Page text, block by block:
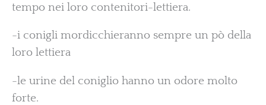
tempo nei loro contenitori-lettiera.
-i conigli mordicchieranno sempre un pò della
loro lettiera
-le urine del coniglio hanno un odore molto
forte.